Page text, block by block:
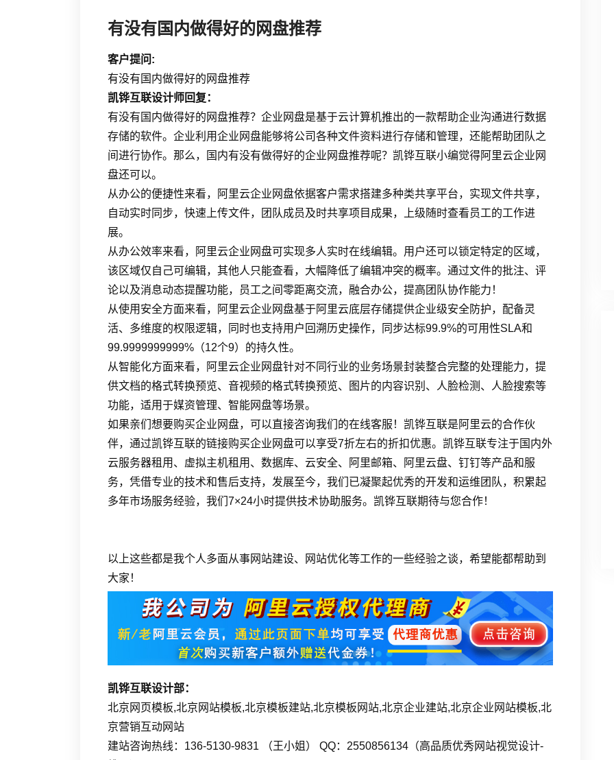
有没有国内做得好的网盘推荐
客户提问:
有没有国内做得好的网盘推荐
凯铧互联设计师回复：
有没有国内做得好的网盘推荐？企业网盘是基于云计算机推出的一款帮助企业沟通进行数据
存储的软件。企业利用企业网盘能够将公司各种文件资料进行存储和管理，还能帮助团队之
间进行协作。那么，国内有没有做得好的企业网盘推荐呢？凯铧互联小编觉得阿里云企业网
盘还可以。
从办公的便捷性来看，阿里云企业网盘依据客户需求搭建多种类共享平台，实现文件共享，
自动实时同步，快速上传文件，团队成员及时共享项目成果，上级随时查看员工的工作进
展。
从办公效率来看，阿里云企业网盘可实现多人实时在线编辑。用户还可以锁定特定的区域，
该区域仅自己可编辑，其他人只能查看，大幅降低了编辑冲突的概率。通过文件的批注、评
论以及消息动态提醒功能，员工之间零距离交流，融合办公，提高团队协作能力！
从使用安全方面来看，阿里云企业网盘基于阿里云底层存储提供企业级安全防护，配备灵
活、多维度的权限逻辑，同时也支持用户回溯历史操作，同步达标99.9%的可用性SLA和
99.9999999999%（12个9）的持久性。
从智能化方面来看，阿里云企业网盘针对不同行业的业务场景封装整合完整的处理能力，提
供文档的格式转换预览、音视频的格式转换预览、图片的内容识别、人脸检测、人脸搜索等
功能，适用于媒资管理、智能网盘等场景。
如果亲们想要购买企业网盘，可以直接咨询我们的在线客服！凯铧互联是阿里云的合作伙
伴，通过凯铧互联的链接购买企业网盘可以享受7折左右的折扣优惠。凯铧互联专注于国内外
云服务器租用、虚拟主机租用、数据库、云安全、阿里邮箱、阿里云盘、钉钉等产品和服
务，凭借专业的技术和售后支持，发展至今，我们已凝聚起优秀的开发和运维团队，积累起
多年市场服务经验，我们7×24小时提供技术协助服务。凯铧互联期待与您合作！
以上这些都是我个人多面从事网站建设、网站优化等工作的一些经验之谈，希望能都帮助到
大家！
凯铧互联设计部：
北京网页模板,北京网站模板,北京模板建站,北京模板网站,北京企业建站,北京企业网站模板,北
京营销互动网站
建站咨询热线：136-5130-9831 （王小姐） QQ：2550856134（高品质优秀网站视觉设计-